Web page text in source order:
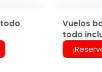
Vuelos
todo